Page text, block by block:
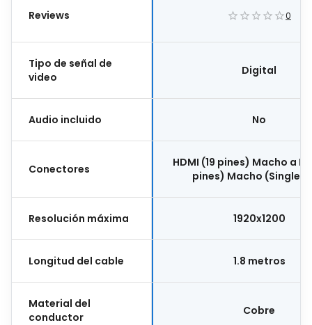
Reviews 0
Tipo de señal de
video
Digital
Audio incluido No
Conectores
HDMI (19 pines) Macho a
pines) Macho (Single
Resolución máxima 1920x1200
Longitud del cable 1.8 metros
Material del
conductor
Cobre